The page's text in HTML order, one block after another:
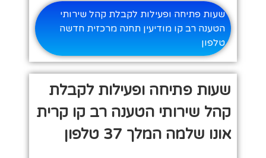
שעות פתיחה ופעילות לקבלת קהל שירותי
הטענה רב קו מודיעין תחנה מרכזית חדשה
טלפון
שעות פתיחה ופעילות לקבלת
קהל שירותי הטענה רב קו קרית
אונו שלמה המלך 37 טלפון